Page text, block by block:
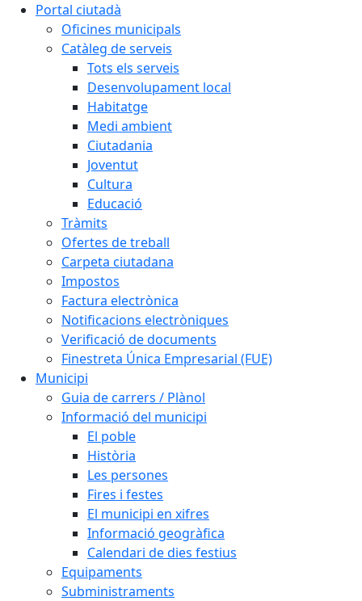
Portal ciutadà
Oficines municipals
Catàleg de serveis
Tots els serveis
Desenvolupament local
Habitatge
Medi ambient
Ciutadania
Joventut
Cultura
Educació
Tràmits
Ofertes de treball
Carpeta ciutadana
Impostos
Factura electrònica
Notificacions electròniques
Verificació de documents
Finestreta Única Empresarial (FUE)
Municipi
Guia de carrers / Plànol
Informació del municipi
El poble
Història
Les persones
Fires i festes
El municipi en xifres
Informació geogràfica
Calendari de dies festius
Equipaments
Subministraments